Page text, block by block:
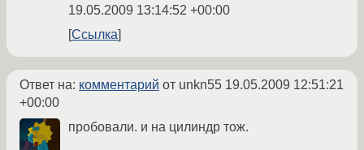
19.05.2009 13:14:52 +00:00
Ссылка
Ответ на: комментарий от unkn55 19.05.2009 12:51:21
+00:00
пробовали. и на цилиндр тож.